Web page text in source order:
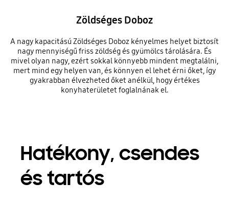
Zöldséges Doboz
A nagy kapacitású Zöldséges Doboz kényelmes helyet biztosít
nagy mennyiségű friss zöldség és gyümölcs tárolására. És
mivel olyan nagy, ezért sokkal könnyebb mindent megtalálni,
mert mind egy helyen van, és könnyen el lehet érni őket, így
gyakrabban élvezheted őket anélkül, hogy értékes
konyhaterületet foglalnának el.
Hatékony, csendes
és tartós